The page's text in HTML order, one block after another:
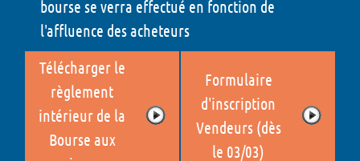
bourse se verra effectué en fonction de
l'affluence des acheteurs
Télécharger le
règlement
intérieur de la
Bourse aux
Formulaire
d'inscription
Vendeurs (dès
le 03/03)